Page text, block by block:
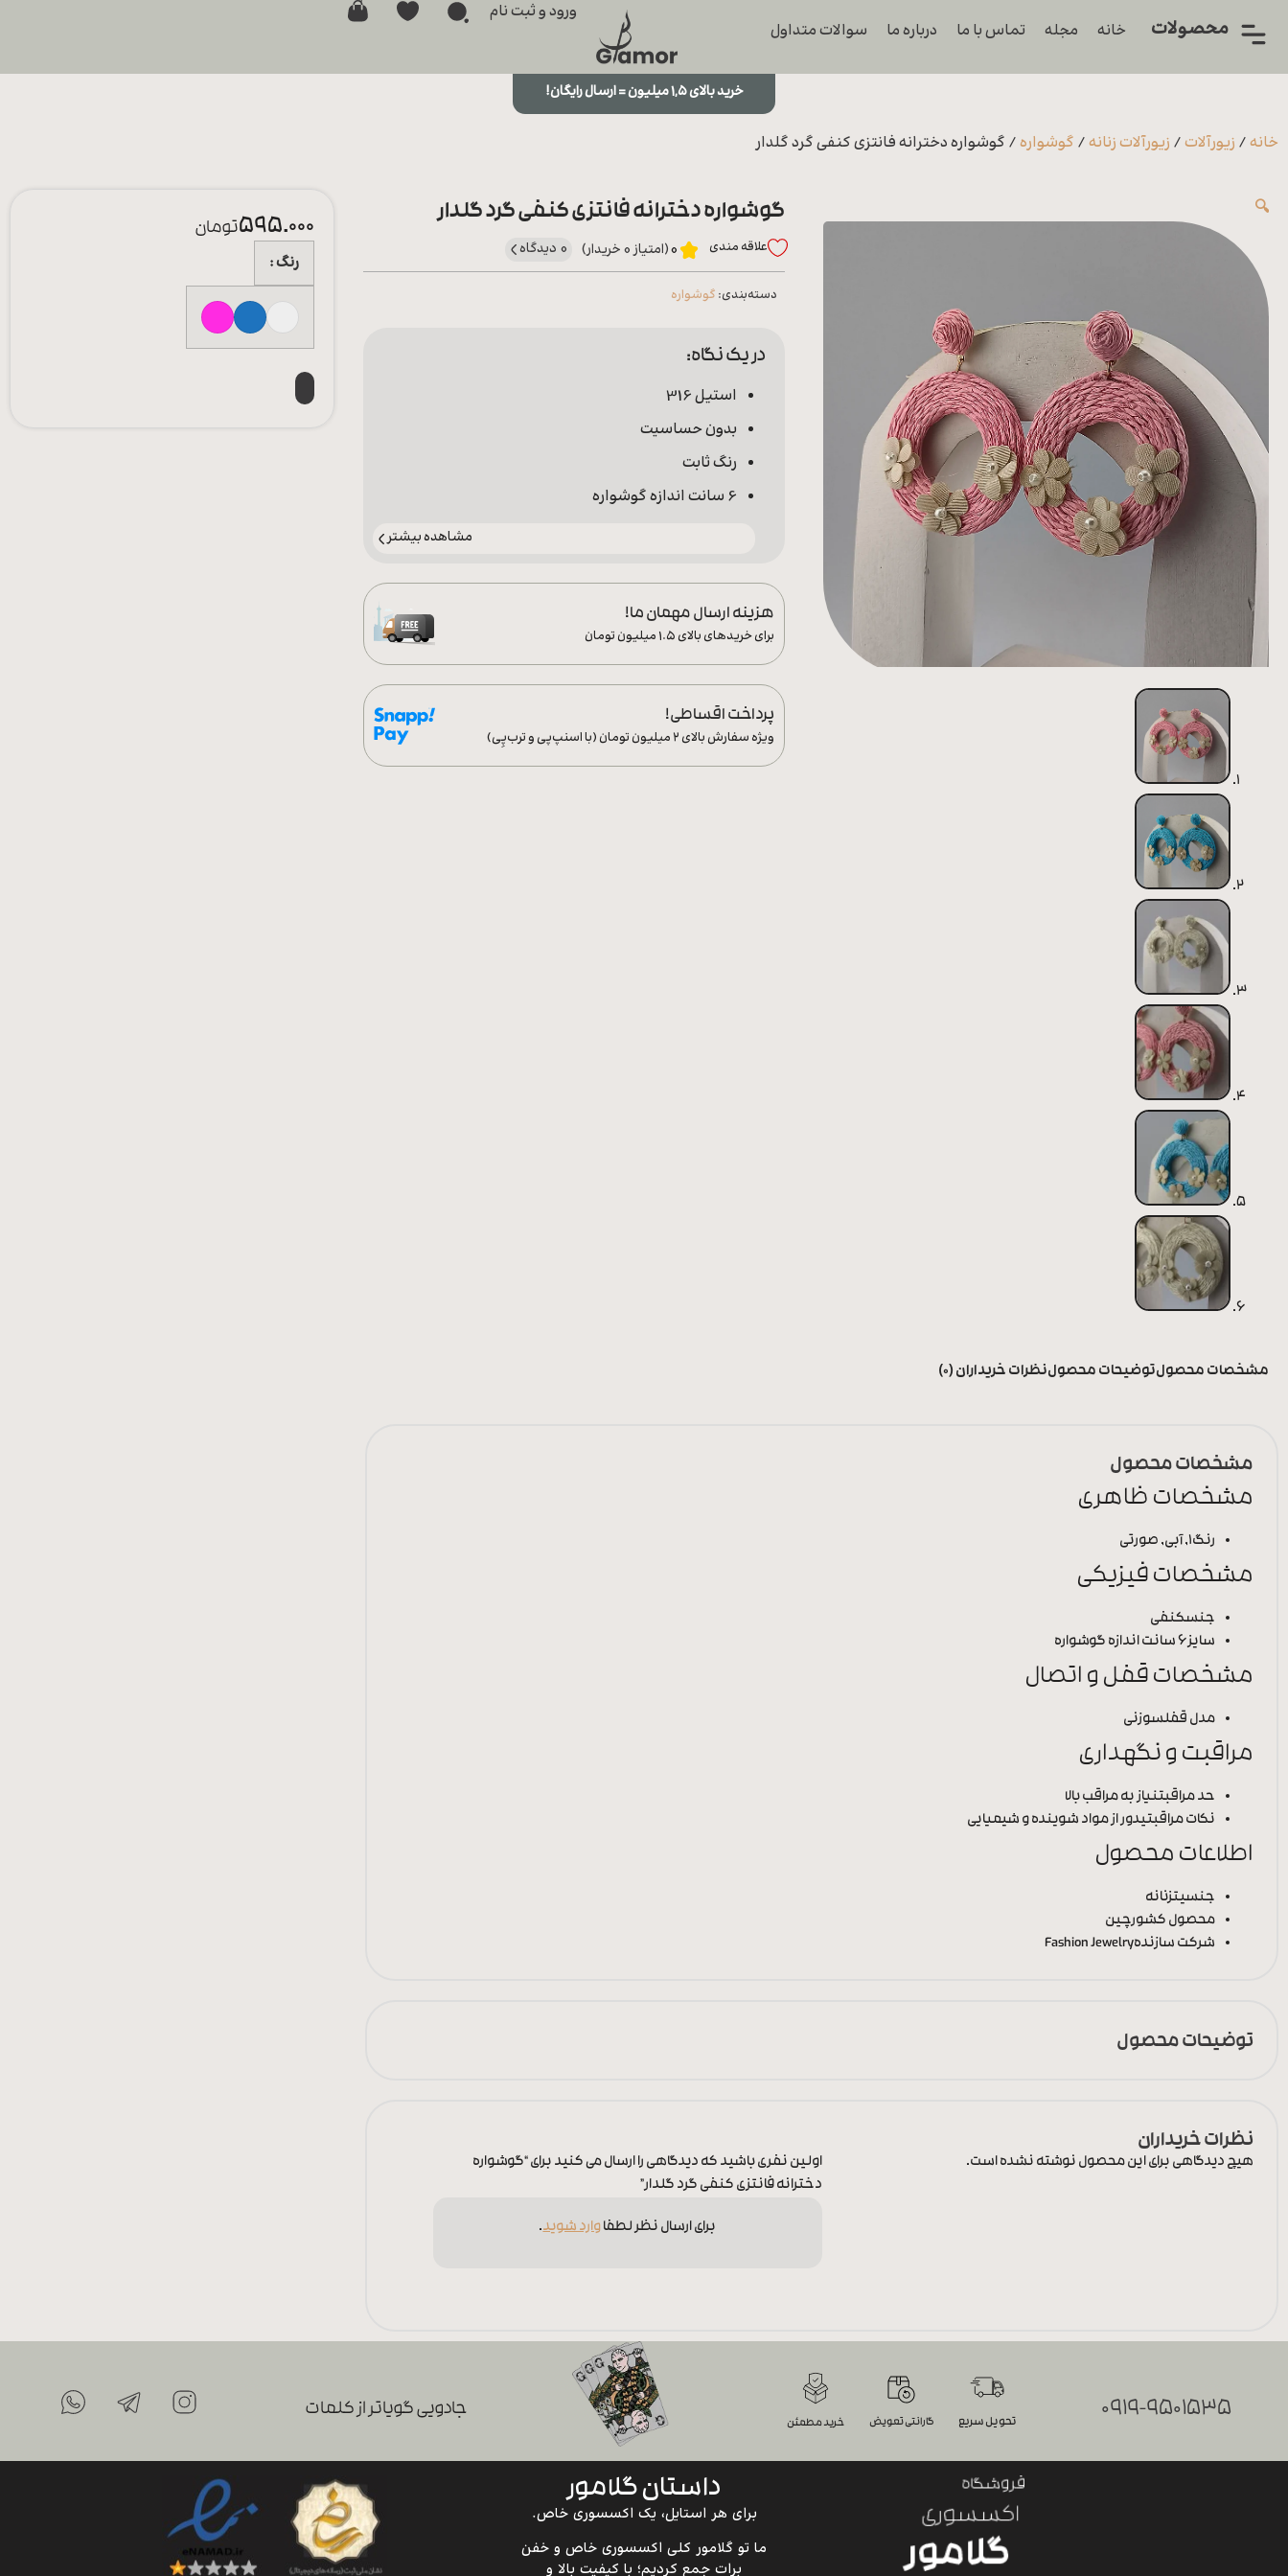
محصولات
زیورآلات
ورشو
محصولات خانه مجله تماس با ما درباره ما سوالات متداول
ورود و ثبت نام
خرید بالای ۱,۵ میلیون = ارسال رایگان!
خانه/ زیورآلات/ زیورآلات زنانه/ گوشواره/ گوشواره دخترانه فانتزی کنفی گرد گلدار
🔍 گوشواره دخترانه فانتزی کنفی گرد گلدار
علاقه‌ مندی 0(امتیاز 0 خریدار) 0 دیدگاه
دسته‌بندی: گوشواره
در یک نگاه:
استیل 316
بدون حساسیت
رنگ ثابت
6 سانت اندازه گوشواره
مشاهده بیشتر
هزینه ارسال مهمان ما!
برای خریدهای بالای ۱.۵ میلیون تومان
پرداخت اقساطی!
ویژه سفارش‌ بالای ۲ میلیون تومان (با اسنپ‌پی و ترب‌پِی)
595.000تومان
رنگ
مشخصات محصولتوضیحات محصولنظرات خریداران (0)
مشخصات محصول
مشخصات ظاهری
رنگ1, آبی, صورتی
مشخصات فیزیکی
جنسکنفی
سایز6 سانت اندازه گوشواره
مشخصات قفل و اتصال
مدل قفلسوزنی
مراقبت و نگهداری
حد مراقبتنیاز به مراقب بالا
نکات مراقبتیدور از مواد شوینده و شیمیایی
اطلاعات محصول
جنسیتزنانه
محصول کشورچین
شرکت سازندهFashion Jewelry
توضیحات محصول
نظرات خریداران
هیچ دیدگاهی برای این محصول نوشته نشده است.
اولین نفری باشید که دیدگاهی را ارسال می کنید برای “گوشواره
دخترانه فانتزی کنفی گرد گلدار”
برای ارسال نظر لطفاوارد شوید.
0919-9501535 تحویل سریع گارانتی تعویض خرید مطمئن
جادویی گویاتر از کلمات
داستان گلامور
برای هر استایل، یک اکسسوری خاص.
ما تو گلامور کلی اکسسوری خاص و خفن
برات جمع کردیم؛ با کیفیت بالا و